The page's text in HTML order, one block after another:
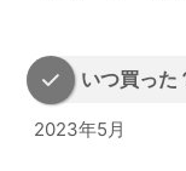
いつ買った
2023年5月